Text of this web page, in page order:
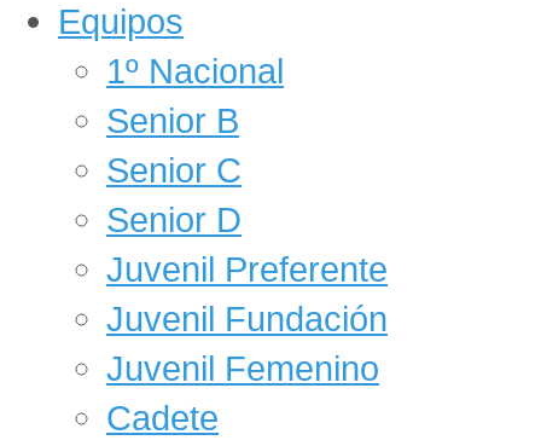
Equipos
1º Nacional
Senior B
Senior C
Senior D
Juvenil Preferente
Juvenil Fundación
Juvenil Femenino
Cadete